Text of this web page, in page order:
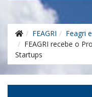
FEAGRI Feagri
FEAGRI recebe o
Startups